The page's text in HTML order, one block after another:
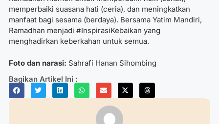
memperbaiki suasana hati (ceria), dan meningkatkan
manfaat bagi sesama (berdaya). Bersama Yatim Mandiri,
Ramadhan menjadi #InspirasiKebaikan yang
menghadirkan keberkahan untuk semua.
Foto dan narasi: Sahrafi Hanan Sihombing
Bagikan Artikel Ini :